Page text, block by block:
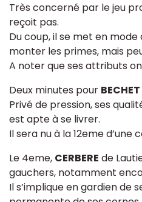
Très concerné par le jeu
reçoit pas.
Du coup, il se met en
monter les primes, mais
A noter que ses attributs
Deux minutes pour BECHET
Privé de pression, ses
est apte à se livrer.
Il sera nu à la 12eme d’une
Le 4eme, CERBERE de
gauchers, notamment
Il s’implique en gardien de